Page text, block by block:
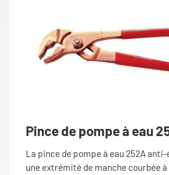
Pince de pompe à eau
La pince de pompe à eau 252A
une extrémité de manche courbée